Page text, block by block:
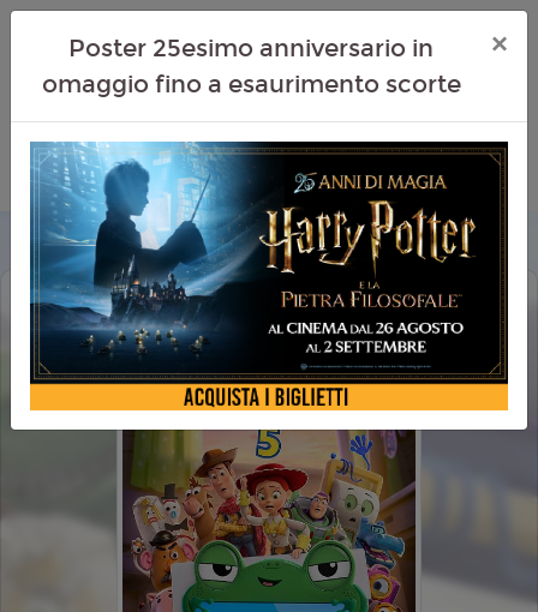
TOY STORY 5
Poster 25esimo anniversario in
omaggio fino a esaurimento scorte
×